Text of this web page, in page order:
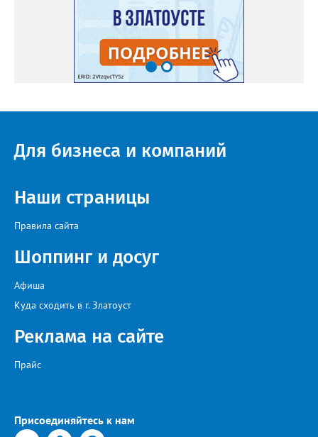
Для бизнеса и компаний
Наши страницы
Правила сайта
Шоппинг и досуг
Афиша
Куда сходить в г. Златоуст
Реклама на сайте
Прайс
Присоединяйтесь к нам